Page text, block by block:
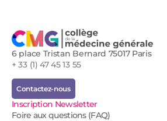
6 place Tristan Bernard 75017 Paris
+ 33 (1) 47 45 13 55
Contactez-nous
Inscription Newsletter
Foire aux questions (FAQ)